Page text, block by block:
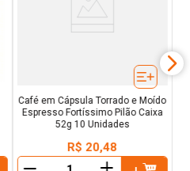
Café em Cápsula Torrado e Moído
Espresso Fortíssimo Pilão Caixa
52g 10 Unidades
R$ 20,48